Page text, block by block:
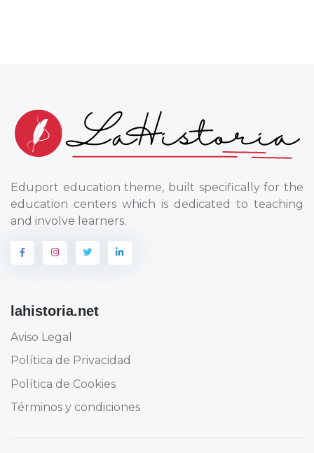
Eduport education theme, built specifically for the
education centers which is dedicated to teaching
and involve learners.
lahistoria.net
Aviso Legal
Política de Privacidad
Política de Cookies
Términos y condiciones